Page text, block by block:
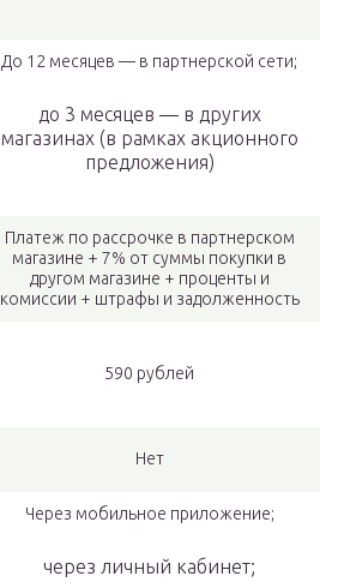
До 12 месяцев — в партнерской сети;
до 3 месяцев — в других
магазинах (в рамках акционного
предложения)
Платеж по рассрочке в партнерском
магазине + 7% от суммы покупки в
другом магазине + проценты и
комиссии + штрафы и задолженность
590 рублей
Нет
Через мобильное приложение;
через личный кабинет;